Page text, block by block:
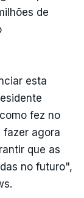
de
esta
fez no
fazer agora
que as
no futuro",